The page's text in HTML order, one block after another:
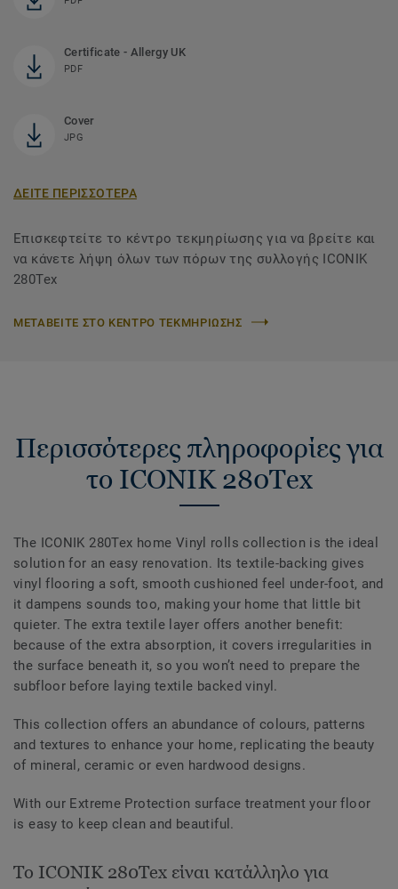
Certificate - Allergy UK
PDF
Cover
JPG
ΔΕΙΤΕ ΠΕΡΙΣΣΟΤΕΡΑ
Επισκεφτείτε το κέντρο τεκμηρίωσης για να βρείτε και
να κάνετε λήψη όλων των πόρων της συλλογής ICONIK
280Tex
ΜΕΤΑΒΕΙΤΕ ΣΤΟ ΚΕΝΤΡΟ ΤΕΚΜΗΡΙΩΣΗΣ
Περισσότερες πληροφορίες για
το ICONIK 280Tex
The ICONIK 280Tex home Vinyl rolls collection is the ideal
solution for an easy renovation. Its textile-backing gives
vinyl flooring a soft, smooth cushioned feel under-foot, and
it dampens sounds too, making your home that little bit
quieter. The extra textile layer offers another benefit:
because of the extra absorption, it covers irregularities in
the surface beneath it, so you won’t need to prepare the
subfloor before laying textile backed vinyl.
This collection offers an abundance of colours, patterns
and textures to enhance your home, replicating the beauty
of mineral, ceramic or even hardwood designs.
With our Extreme Protection surface treatment your floor
is easy to keep clean and beautiful.
Το ICONIK 280Tex είναι κατάλληλο για